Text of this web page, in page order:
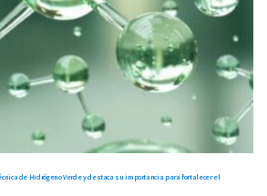
de Hidrógeno Verde y destaca su importancia para fortalecer el